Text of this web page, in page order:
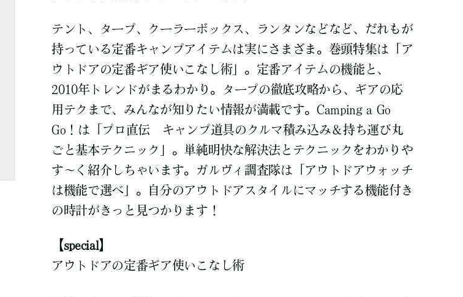
テント、タープ、クーラーボックス、ランタンなどなど、だれもが
持っている定番キャンプアイテムは実にさまざま。巻頭特集は「ア
ウトドアの定番ギア使いこなし術」。定番アイテムの機能と、
2010年トレンドがまるわかり。タープの徹底攻略から、ギアの応
用テクまで、みんなが知りたい情報が満載です。Camping a Go
Go！は「プロ直伝 キャンプ道具のクルマ積み込み＆持ち運び丸
ごと基本テクニック」。単純明快な解決法とテクニックをわかりや
す～く紹介しちゃいます。ガルヴィ調査隊は「アウトドアウォッチ
は機能で選べ」。自分のアウトドアスタイルにマッチする機能付き
の時計がきっと見つかります！
【special】
アウトドアの定番ギア使いこなし術